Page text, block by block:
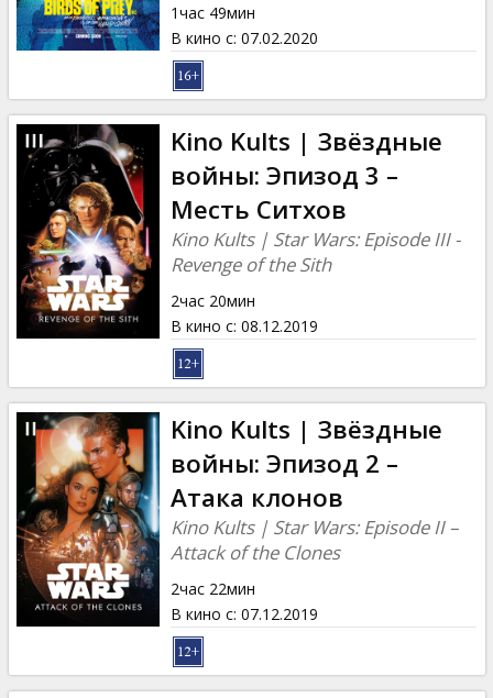
1час 49мин
В кино с: 07.02.2020
Kino Kults | Звёздные
войны: Эпизод 3 –
Месть Ситхов
Kino Kults | Star Wars: Episode III -
Revenge of the Sith
2час 20мин
В кино с: 08.12.2019
Kino Kults | Звёздные
войны: Эпизод 2 –
Атака клонов
Kino Kults | Star Wars: Episode II –
Attack of the Clones
2час 22мин
В кино с: 07.12.2019